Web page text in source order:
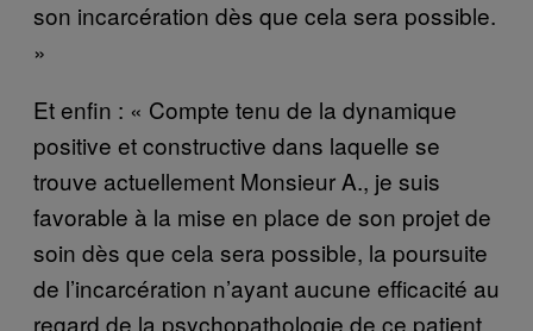
son incarcération dès que cela sera possible.
»
Et enfin : « Compte tenu de la dynamique
positive et constructive dans laquelle se
trouve actuellement Monsieur A., je suis
favorable à la mise en place de son projet de
soin dès que cela sera possible, la poursuite
de l’incarcération n’ayant aucune efficacité au
regard de la psychopathologie de ce patient.